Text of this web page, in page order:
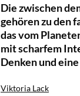
Die zwischen
gehören zu den
das vom
mit scharfem
Denken und
Viktoria Lack